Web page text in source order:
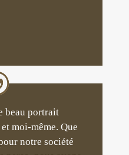
beau portrait
moi-même. Que
notre société